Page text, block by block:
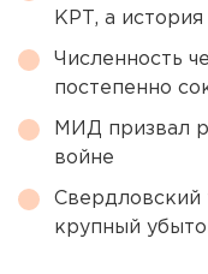
КРТ, а
Численность
постепенно
МИД призвал
войне
Свердловский
крупный